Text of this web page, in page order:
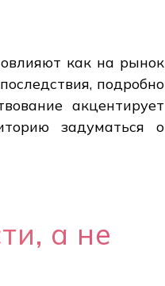
как на рынок
подробно
акцентирует
задуматься о
а не